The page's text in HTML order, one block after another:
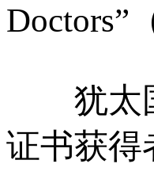
Doctors”
犹太国
证书获得